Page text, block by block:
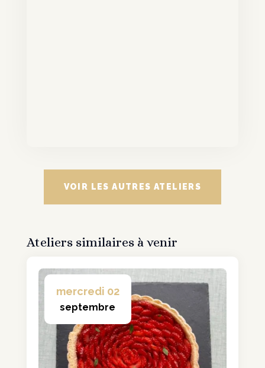
VOIR LES AUTRES ATELIERS
Ateliers similaires à venir
mercredi 02
septembre